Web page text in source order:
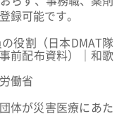
録可能です。
役割（日本DMAT隊
前配布資料）｜和歌
働省
体が災害医療にあた